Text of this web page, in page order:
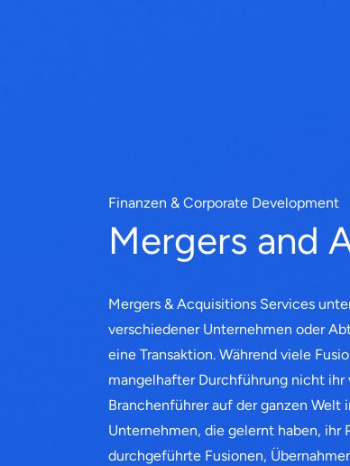
Finanzen & Corporate Development
Mergers and
Mergers & Acquisitions Services
verschiedener Unternehmen oder
eine Transaktion. Während viele
mangelhafter Durchführung nicht ihr
Branchenführer auf der ganzen Welt
Unternehmen, die gelernt haben, ihr
durchgeführte Fusionen,